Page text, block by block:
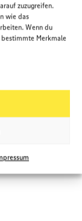
zuzugreifen.
wie das
Wenn du
Merkmale